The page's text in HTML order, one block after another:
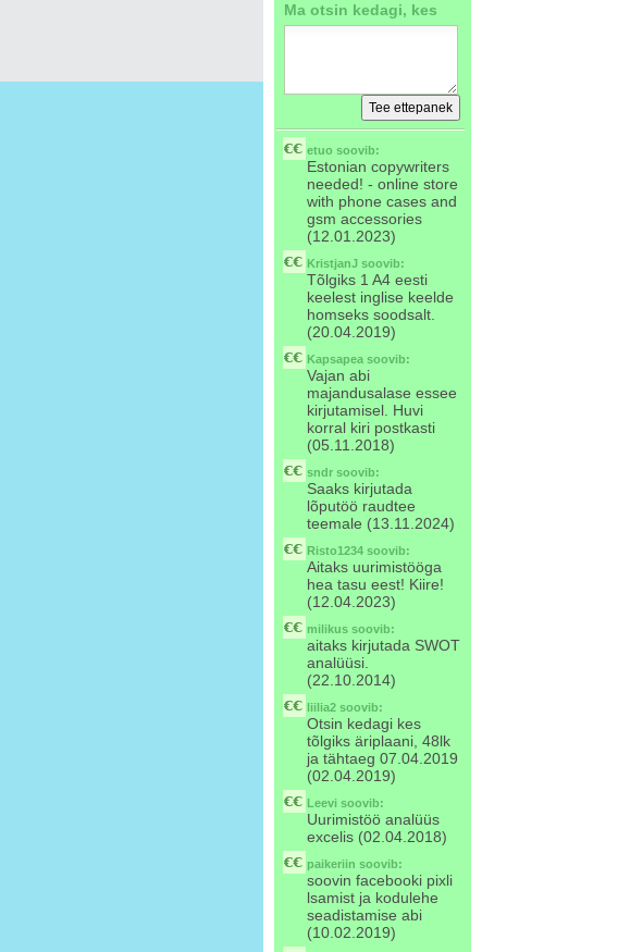
Ma otsin kedagi, kes
etuo soovib:
Estonian copywriters
needed! - online store
with phone cases and
gsm accessories
(12.01.2023)
KristjanJ soovib:
Tõlgiks 1 A4 eesti
keelest inglise keelde
homseks soodsalt.
(20.04.2019)
Kapsapea soovib:
Vajan abi
majandusalase essee
kirjutamisel. Huvi
korral kiri postkasti
(05.11.2018)
sndr soovib:
Saaks kirjutada
lõputöö raudtee
teemale (13.11.2024)
Risto1234 soovib:
Aitaks uurimistööga
hea tasu eest! Kiire!
(12.04.2023)
milikus soovib:
aitaks kirjutada SWOT
analüüsi.
(22.10.2014)
liilia2 soovib:
Otsin kedagi kes
tõlgiks äriplaani, 48lk
ja tähtaeg 07.04.2019
(02.04.2019)
Leevi soovib:
Uurimistöö analüüs
excelis (02.04.2018)
paikeriin soovib:
soovin facebooki pixli
lsamist ja kodulehe
seadistamise abi
(10.02.2019)